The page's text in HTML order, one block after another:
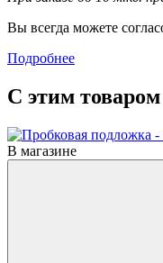
Вы всегда можете
Подробнее
С этим
В магазине